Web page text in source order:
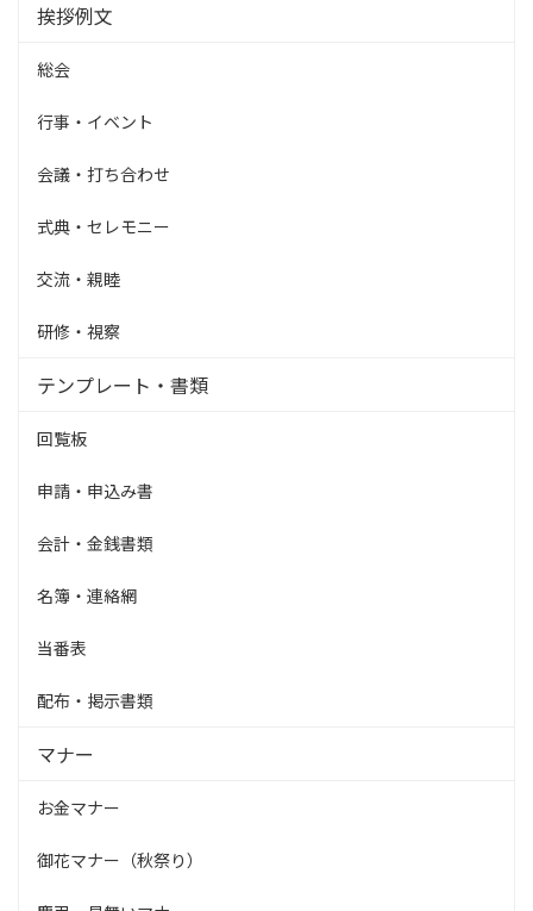
挨拶例文
総会
行事・イベント
会議・打ち合わせ
式典・セレモニー
交流・親睦
研修・視察
テンプレート・書類
回覧板
申請・申込み書
会計・金銭書類
名簿・連絡網
当番表
配布・掲示書類
マナー
お金マナー
御花マナー（秋祭り）